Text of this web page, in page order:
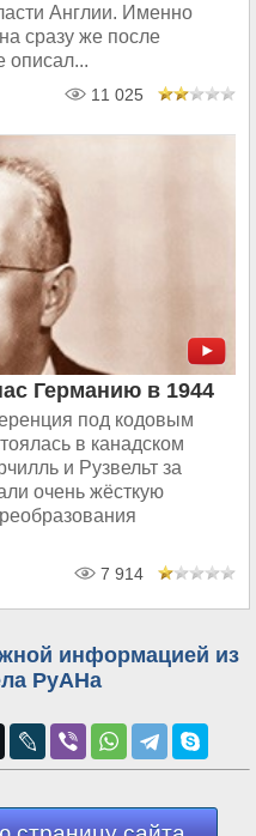
Англии. Именно
сразу же после
описал...
11 025
Германию в 1944
под кодовым
в канадском
и Рузвельт за
очень жёсткую
7 914
информацией из
РуАНа